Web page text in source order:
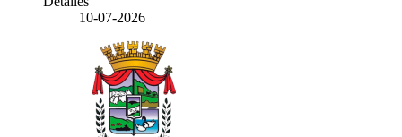
10-07-2026